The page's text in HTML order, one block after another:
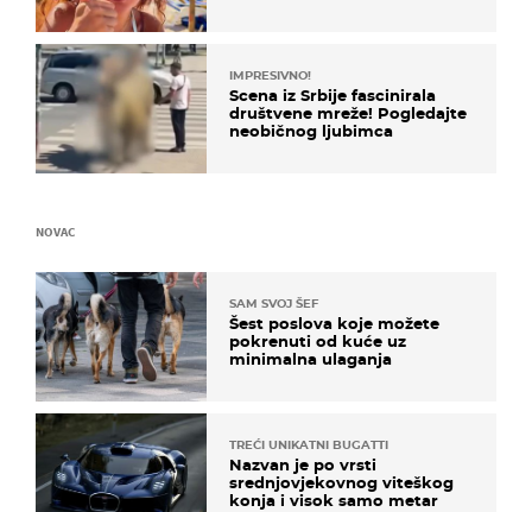
IMPRESIVNO!
Scena iz Srbije fascinirala
društvene mreže! Pogledajte
neobičnog ljubimca
NOVAC
SAM SVOJ ŠEF
Šest poslova koje možete
pokrenuti od kuće uz
minimalna ulaganja
TREĆI UNIKATNI BUGATTI
Nazvan je po vrsti
srednjovjekovnog viteškog
konja i visok samo metar